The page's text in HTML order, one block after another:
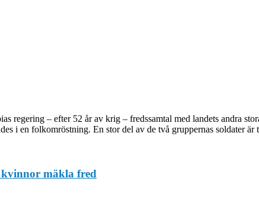
regering – efter 52 år av krig – fredssamtal med landets andra
i en folkomröstning. En stor del av de två gruppernas soldater är
mäkla fred